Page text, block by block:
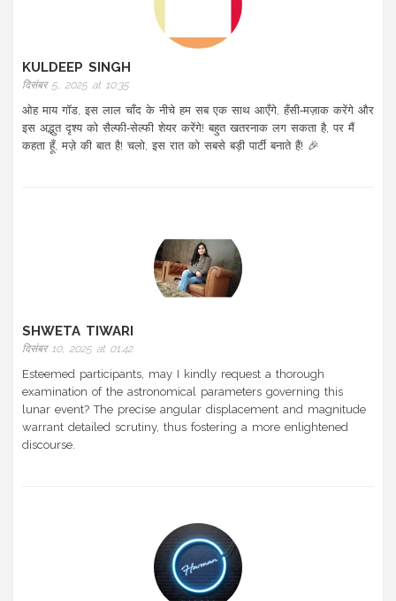
KULDEEP SINGH
दिसंबर 5, 2025 at 10:35
ओह माय गॉड, इस लाल चाँद के नीचे हम सब एक साथ आएँगे, हँसी‑मज़ाक करेंगे और
इस अद्भुत दृश्य को सैल्फी‑सेल्फी शेयर करेंगे! बहुत खतरनाक लग सकता है, पर मैं
कहता हूँ, मज़े की बात है! चलो, इस रात को सबसे बड़ी पार्टी बनाते हैं! 🎉
SHWETA TIWARI
दिसंबर 10, 2025 at 01:42
Esteemed participants, may I kindly request a thorough
examination of the astronomical parameters governing this
lunar event? The precise angular displacement and magnitude
warrant detailed scrutiny, thus fostering a more enlightened
discourse.